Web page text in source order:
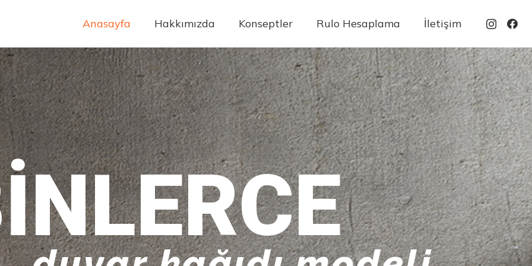
Anasayfa Hakkımızda Konseptler Rulo Hesaplama İletişim